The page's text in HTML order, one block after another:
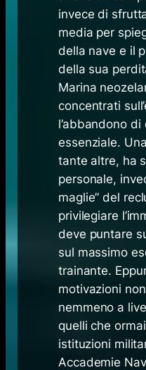
invece di
media per
della nave e il
della sua
Marina
concentrati
l’abbandono
essenziale.
tante altre, ha
personale,
maglie” del
privilegiare
deve puntare
sul massimo
trainante.
motivazioni
nemmeno a
quelli che
istituzioni
Accademie